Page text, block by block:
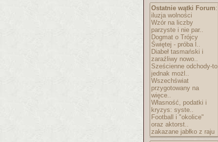
Ostatnie wątki Forum:
iluzja wolności
Wzór na liczby
parzyste i nie par..
Dogmat o Trójcy
Świętej - próba l..
Diabeł tasmański i
zaraźliwy nowo..
Sześcienne odchody-to
jednak możl..
Wszechświat
przygotowany na
więce..
Własność, podatki i
kryzys: syste..
Football i "okolice"
oraz aktorst..
zakazane jabłko z raju